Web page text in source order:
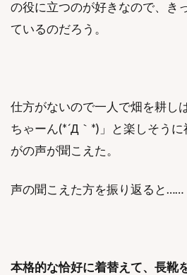
の役に立つのが好きなので、き
ているのだろう。
仕方がないので一人で畑を耕し
ちゃーん(*´Д｀*)」と楽しそう
がの声が聞こえた。
声の聞こえた方を振り返ると……
本格的な恰好に着替えて、長靴